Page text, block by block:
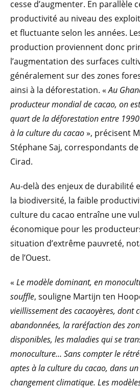
cesse d’augmenter. En parallèle
productivité au niveau des
et fluctuante selon les années.
production proviennent donc
l’augmentation des surfaces
généralement sur des zones
ainsi à la déforestation. «Au
producteur mondial de cacao, on
quart de la déforestation entre
à la culture du cacao», précisent
Stéphane Saj, correspondants
Cirad.
Au-delà des enjeux de durabilité
la biodiversité, la faible
culture du cacao entraîne une
économique pour les
situation d’extrême pauvreté,
de l’Ouest.
« Le modèle dominant, en
souffle, souligne Martijn ten
vieillissement des cacaoyères, dont
abandonnées, la raréfaction des
disponibles, les maladies qui se
monoculture… Sans compter le
aptes à la culture du cacao, dans
changement climatique. Les